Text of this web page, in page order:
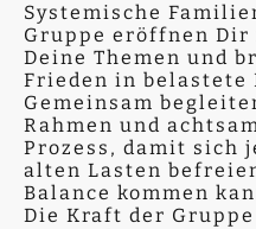
Systemische
Gruppe eröffnen
Deine Themen und
Frieden in belastete
Gemeinsam
Rahmen und
Prozess, damit sich
alten Lasten
Balance kommen
Die Kraft der